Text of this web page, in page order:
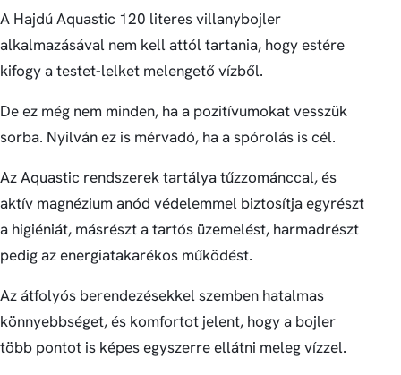
A Hajdú Aquastic 120 literes villanybojler
alkalmazásával nem kell attól tartania, hogy estére
kifogy a testet-lelket melengető vízből.
De ez még nem minden, ha a pozitívumokat vesszük
sorba. Nyilván ez is mérvadó, ha a spórolás is cél.
Az Aquastic rendszerek tartálya tűzzománccal, és
aktív magnézium anód védelemmel biztosítja egyrészt
a higiéniát, másrészt a tartós üzemelést, harmadrészt
pedig az energiatakarékos működést.
Az átfolyós berendezésekkel szemben hatalmas
könnyebbséget, és komfortot jelent, hogy a bojler
több pontot is képes egyszerre ellátni meleg vízzel.